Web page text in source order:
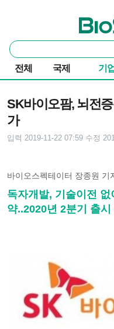
바이오
통
합
검
색
전체 국제 기업
SK바이오팜, 뇌전
가
입력 2019-11-22 07:59 수정
바이오스펙테이터 장종원 기
독자개발, 기술이전
약..2020년 2분기 출시